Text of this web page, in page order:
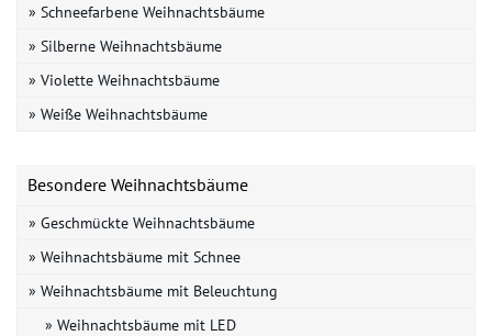
» Schneefarbene Weihnachtsbäume
» Silberne Weihnachtsbäume
» Violette Weihnachtsbäume
» Weiße Weihnachtsbäume
Besondere Weihnachtsbäume
» Geschmückte Weihnachtsbäume
» Weihnachtsbäume mit Schnee
» Weihnachtsbäume mit Beleuchtung
» Weihnachtsbäume mit LED